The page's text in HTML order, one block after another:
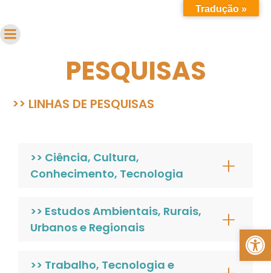
Abrir a barra de ferramentas
PESQUISAS
>> LINHAS DE PESQUISAS
>> Ciência, Cultura,
Conhecimento, Tecnologia
>> Estudos Ambientais, Rurais,
Urbanos e Regionais
>> Trabalho, Tecnologia e
Tradução »